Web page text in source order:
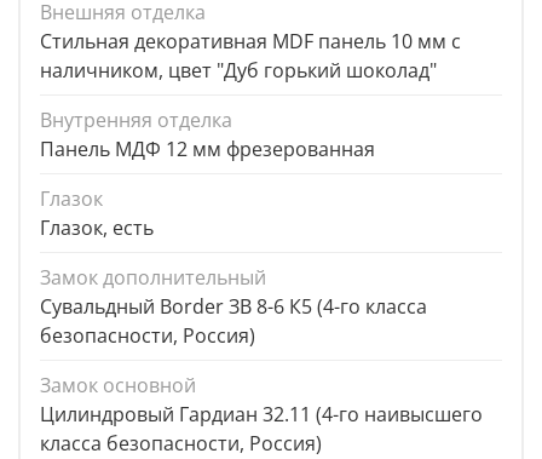
Внешняя отделка
Стильная декоративная MDF панель 10 мм с
наличником, цвет "Дуб горький шоколад"
Внутренняя отделка
Панель МДФ 12 мм фрезерованная
Глазок
Глазок, есть
Замок дополнительный
Сувальдный Border ЗВ 8-6 К5 (4-го класса
безопасности, Россия)
Замок основной
Цилиндровый Гардиан 32.11 (4-го наивысшего
класса безопасности, Россия)